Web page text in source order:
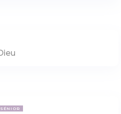
SÉNIOR